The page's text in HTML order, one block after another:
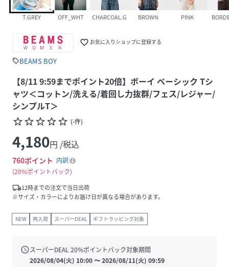
T.GREY OFF_WHT CHARCOAL.G BROWN PINK
favorite_border お気に入りショップに登録する
sellBEAMS BOY
【8/11 9:59までポイント20倍】ボーイ ベーシック Tシ
ャツ＜コットン/洗える/着回し力抜群/フェス/レジャー/
シンプルT＞
star_borderstar_borderstar_borderstar_borderstar_border (-件)
4,180円 /税込
760ポイント 内訳
20%ポイントバック
local_shipping12時までの注文で当日出荷
※サイズ・カラーによりお届け日が異なる場合があります。
NEW 再入荷 スーパーDEAL ギフトラッピング対象
scheduleスーパーDEAL20%ポイントバック対象期間
2026/08/04(火) 10:00〜2026/08/11(火) 09:59